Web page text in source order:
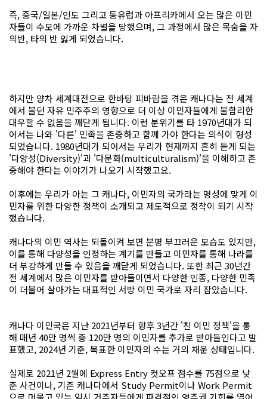
즉, 중국/일본/인도 그리고 동유럽과 아프리카에서 오는 많은 이민
자들이 수모에 가까운 차별을 당했으며, 그 과정에서 많은 목숨을 자
의반, 타의 반 잃게 되었습니다.
하지만 양차 세계대전으로 한바탕 피바람을 겪은 캐나다는 전 세계
에서 불던 자유 민주주의 영향으로 더 이상 이민자들에게 불합리한
대우할 수 없음을 깨닫게 됩니다. 이런 분위기를 타 1970년대가 되
어서는 나와 '다른' 민족을 존중하고 함께 가야 한다는 의식이 형성
되었습니다. 1980년대가 되어서는 우리가 현재까지 흔히 듣게 되는
'다양성(Diversity)'과 '다문화(multiculturalism)'을 이해하고 존
중해야 한다는 이야기가 나오기 시작했고요.
이후에는 우리가 아는 그 캐나다, 이민자의 국가라는 명성에 맞게 이
민자를 위한 다양한 정책이 소개되고 제도적으로 정착이 되기 시작
했습니다.
캐나다의 이민 역사는 되돌이켜 보면 분명 부끄러운 모습도 있지만,
이를 통해 다양성을 인정하는 계기를 만들고 이민자를 통해 나라를
더 부강하게 만들 수 있음을 깨닫게 되었습니다. 또한 최근 30년간
전 세계에서 많은 이민자를 받아들이면서 다양한 인종, 다양한 민족
이 더불어 살아가는 대표적인 서방 이민 국가로 자리 잡았습니다.
캐나다 이민국은 지난 2021년부터 향후 3년간 '친 이민 정책'을 통
해 매년 40만 명씩 총 120만 명의 이민자를 추가로 받아들인다고 발
표했고, 2024년 기준, 목표한 이민자의 수는 거의 채운 상태입니다.
실제로 2021년 2월에 Express Entry 컷오프 점수를 75점으로 낮
춘 사건이나, 기존 캐나다에서 Study Permit이나 Work Permit